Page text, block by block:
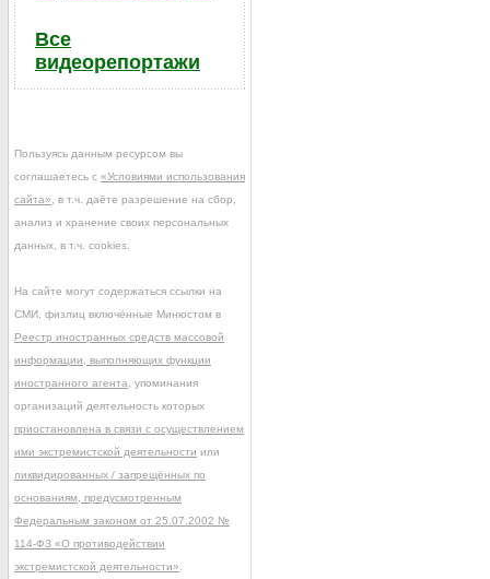
Все
видеорепортажи
Пользуясь данным ресурсом вы
соглашаетесь с «Условиями использования
сайта» , в т.ч. даёте разрешение на сбор,
анализ и хранение своих персональных
данных, в т.ч. cookies.
На сайте могут содержаться ссылки на
СМИ, физлиц включённые Минюстом в
Реестр иностранных средств массовой
информации, выполняющих функции
иностранного агента , упоминания
организаций деятельность которых
приостановлена в связи с осуществлением
ими экстремистской деятельности или
ликвидированных / запрещённых по
основаниям, предусмотренным
Федеральным законом от 25.07.2002 №
114-ФЗ «О противодействии
экстремистской деятельности»